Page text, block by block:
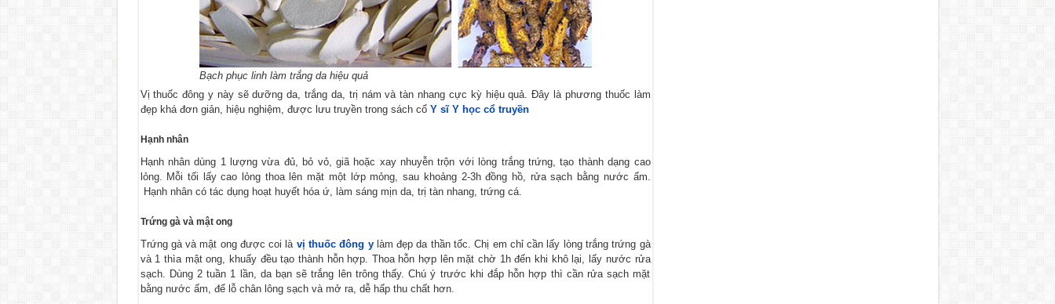
Bạch phục linh làm trắng da hiệu quả
Vị thuốc đông y này sẽ dưỡng da, trắng da, trị nám và tàn nhang cực kỳ hiệu quả. Đây là phương thuốc làm
đẹp khá đơn giản, hiệu nghiệm, được lưu truyền trong sách cổ Y sĩ Y học cổ truyền
Hạnh nhân
Hạnh nhân dùng 1 lượng vừa đủ, bỏ vỏ, giã hoặc xay nhuyễn trộn với lòng trắng trứng, tạo thành dạng cao
lỏng. Mỗi tối lấy cao lỏng thoa lên mặt một lớp mỏng, sau khoảng 2-3h đồng hồ, rửa sạch bằng nước ấm.
Hạnh nhân có tác dụng hoạt huyết hóa ứ, làm sáng mịn da, trị tàn nhang, trứng cá.
Trứng gà và mật ong
Trứng gà và mật ong được coi là vị thuốc đông ylàm đẹp da thần tốc. Chị em chỉ cần lấy lòng trắng trứng gà
và 1 thìa mật ong, khuấy đều tạo thành hỗn hợp. Thoa hỗn hợp lên mặt chờ 1h đến khi khô lại, lấy nước rửa
sạch. Dùng 2 tuần 1 lần, da bạn sẽ trắng lên trông thấy. Chú ý trước khi đắp hỗn hợp thì cần rửa sạch mặt
bằng nước ấm, để lỗ chân lông sạch và mở ra, dễ hấp thu chất hơn.